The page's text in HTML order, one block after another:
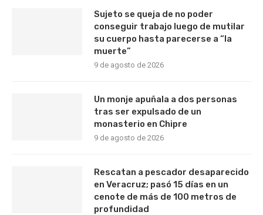
Sujeto se queja de no poder
conseguir trabajo luego de mutilar
su cuerpo hasta parecerse a “la
muerte”
9 de agosto de 2026
Un monje apuñala a dos personas
tras ser expulsado de un
monasterio en Chipre
9 de agosto de 2026
Rescatan a pescador desaparecido
en Veracruz; pasó 15 días en un
cenote de más de 100 metros de
profundidad